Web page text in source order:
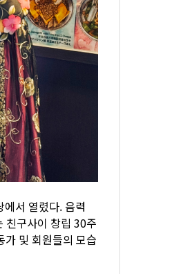
서 열렸다. 음력
친구사이 창립 30주
및 회원들의 모습